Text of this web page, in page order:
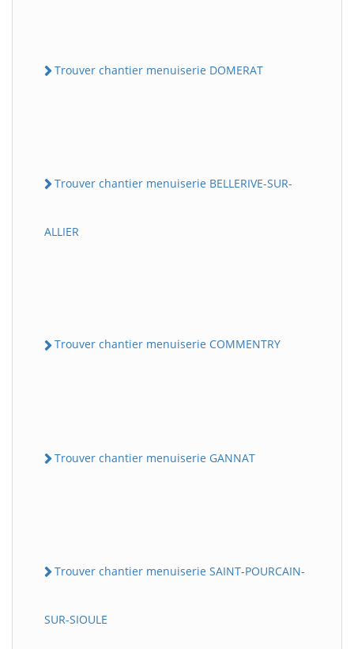
Trouver chantier menuiserie DOMERAT
Trouver chantier menuiserie BELLERIVE-SUR-
ALLIER
Trouver chantier menuiserie COMMENTRY
Trouver chantier menuiserie GANNAT
Trouver chantier menuiserie SAINT-POURCAIN-
SUR-SIOULE